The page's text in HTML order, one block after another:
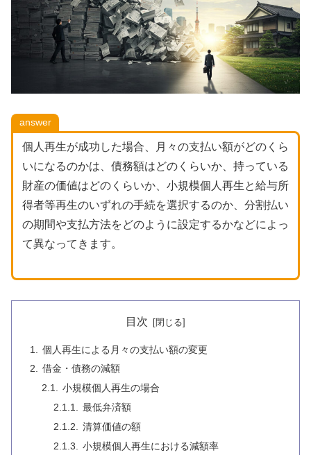
answer
個人再生が成功した場合、月々の支払い額がどのくら
いになるのかは、債務額はどのくらいか、持っている
財産の価値はどのくらいか、小規模個人再生と給与所
得者等再生のいずれの手続を選択するのか、分割払い
の期間や支払方法をどのように設定するかなどによっ
て異なってきます。
目次
個人再生による月々の支払い額の変更
借金・債務の減額
小規模個人再生の場合
最低弁済額
清算価値の額
小規模個人再生における減額率